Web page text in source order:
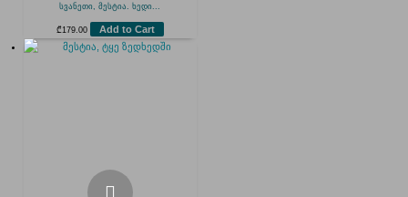
სვანეთი, მესტია. ხედი...
₾179.00 Add to Cart